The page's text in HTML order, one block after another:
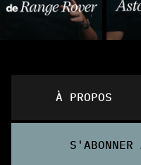
À PROPOS
S'ABONNER